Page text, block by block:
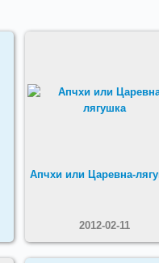
Апчхи или Царевна-
2012-02-11